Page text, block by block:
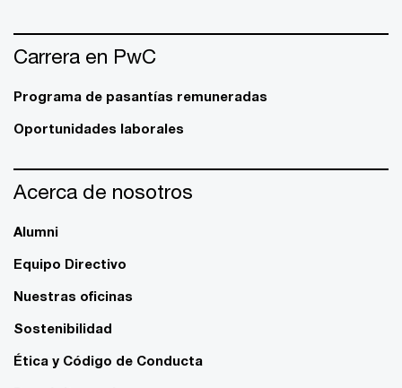
Carrera en PwC
Programa de pasantías remuneradas
Oportunidades laborales
Acerca de nosotros
Alumni
Equipo Directivo
Nuestras oficinas
Sostenibilidad
Ética y Código de Conducta